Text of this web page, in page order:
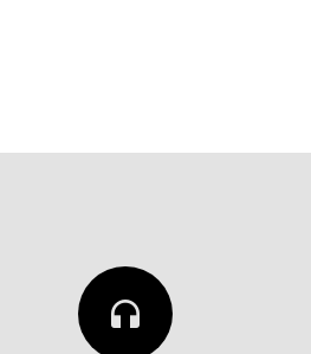
Iscriviti
headphones